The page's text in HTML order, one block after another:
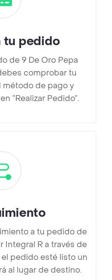
tu pedido
de 9 De Oro Pepa
comprobar tu
de pago y
“Realizar Pedido”.
a tu pedido de
Integral R a través de
pedido esté listo un
al lugar de destino.